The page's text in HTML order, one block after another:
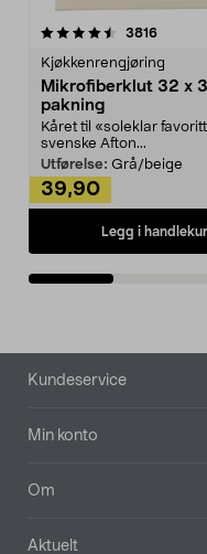
3816
Kjøkkenrengjøring
Mikrofiberklut 32 x
pakning
Kåret til «soleklar
svenske Afton...
Utførelse: Grå/beige
39,90
Legg i
4.5av 5 stjerner
Bunntekst
Kundeservice
Min konto
Om
Aktuelt